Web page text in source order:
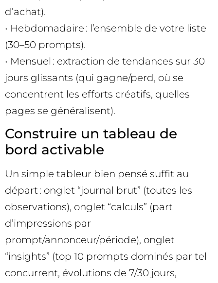
d’achat).
• Hebdomadaire : l’ensemble de votre liste
(30–50 prompts).
• Mensuel : extraction de tendances sur 30
jours glissants (qui gagne/perd, où se
concentrent les efforts créatifs, quelles
pages se généralisent).
Construire un tableau de
bord activable
Un simple tableur bien pensé suffit au
départ : onglet “journal brut” (toutes les
observations), onglet “calculs” (part
d’impressions par
prompt/annonceur/période), onglet
“insights” (top 10 prompts dominés par tel
concurrent, évolutions de 7/30 jours,